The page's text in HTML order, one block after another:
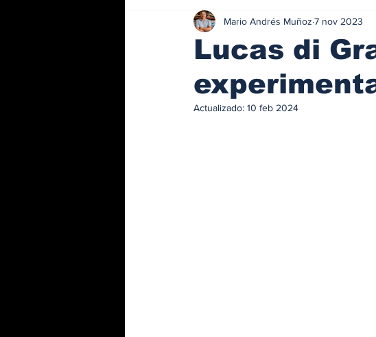
Lucas di
Mario Andrés Muñoz 7 nov 2023
Actualizado: 10 feb 2024